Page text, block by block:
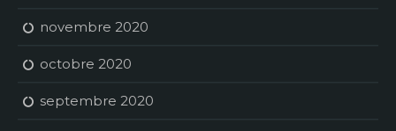
novembre 2020
octobre 2020
septembre 2020